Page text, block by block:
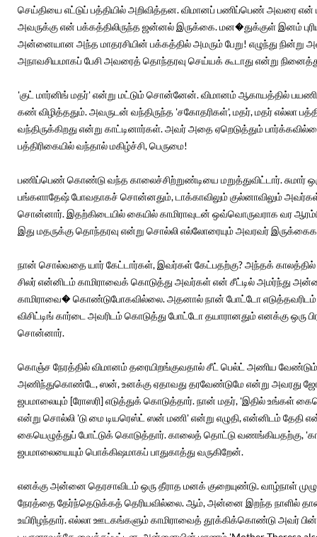
செய்தியை எட்டுப் பத்தியில் அறிவித்தன. விமானப் பணிப்பெண் அவரை
அவருக்கு என் பக்கத்திலிருந்த ஜன்னல் இருக்கை. மன�துக்குள் இனம்
அன்னையான அந்த மாதரசியின் பக்கத்தில் அமரும் பேறு! எழுந்து
அநாவசியமாகப் பேசி அவரைத் தொந்தரவு செய்யக் கூடாது என்று
'குட் மார்னிங் மதர்' என்று மட்டும் சொன்னேன். விமானம் ஆகாயத்தில்
கண் விழித்ததும். அவருடன் வந்திருந்த 'சகோதரிகள்', மதர், மதர் எல்லா
வந்திருக்கிறது என்று காட்டினார்கள். அவர் அதை ஏறெடுத்தும்
பத்திரிகையில் வந்தால் மகிழ்ச்சி, பெருமை!
பணிப்பெண் கொண்டு வந்த காலைச்சிற்றுண்டியை மறுத்துவிட்டார். சுமார்
பங்களாதேஷ் போவதாகச் சொன்னதும், டாக்காவிலும் குல்னாவிலும் அவர்கள்
சொன்னார். இதற்கிடையில் கையில் காமிராவுடன் ஒவ்வொருவராக வர
இது மதருக்கு தொந்தரவு என்று சொல்லி எல்லோரையும் அவரவர்
நான் சொல்வதை யார் கேட்டார்கள், இவர்கள் கேட்பதற்கு? அந்தக் காலத்தில்
சிலர் என்னிடம் காமிராவைக் கொடுத்து அவர்கள் என் சீட்டில் அமர்ந்து
காமிராவை� கொண்டுபோகவில்லை. அதனால் நான் போட்டோ
விசிட்டிங் கார்டை அவரிடம் கொடுத்து போட்டோ தயாரானதும் எனக்கு
சொன்னார்.
கொஞ்ச நேரத்தில் விமானம் தரையிறங்குவதால் சீட் பெல்ட் அணிய வேண்டும்
அணிந்துகொண்டே, ஸன், உனக்கு ஏதாவது தரவேண்டுமே என்று அவரது
ஜபமாலையும் [ரோஸரி] எடுத்துக் கொடுத்தார். நான் மதர், 'இதில் உங்கள்
என்று சொல்லி 'டு மை டியரெஸ்ட் ஸன் மணி' என்று எழுதி, என்னிடம் தேதி
கையெழுத்துப் போட்டுக் கொடுத்தார். காலைத் தொட்டு வணங்கியதற்கு,
ஜபமாலையையும் பொக்கிஷமாகப் பாதுகாத்து வருகிறேன்.
எனக்கு அன்னை தெரசாவிடம் ஒரு தீராத மனக் குறையுண்டு. வாழ்நாள்
நேரத்தை தேர்ந்தெடுக்கத் தெரியவில்லை. ஆம், அன்னை இறந்த நாளில் தான்
உயிரிழந்தார். எல்லா ஊடகங்களும் காமிராவைத் தூக்கிக்கொண்டு அவர்